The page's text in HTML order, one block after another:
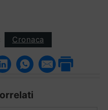
Cronaca